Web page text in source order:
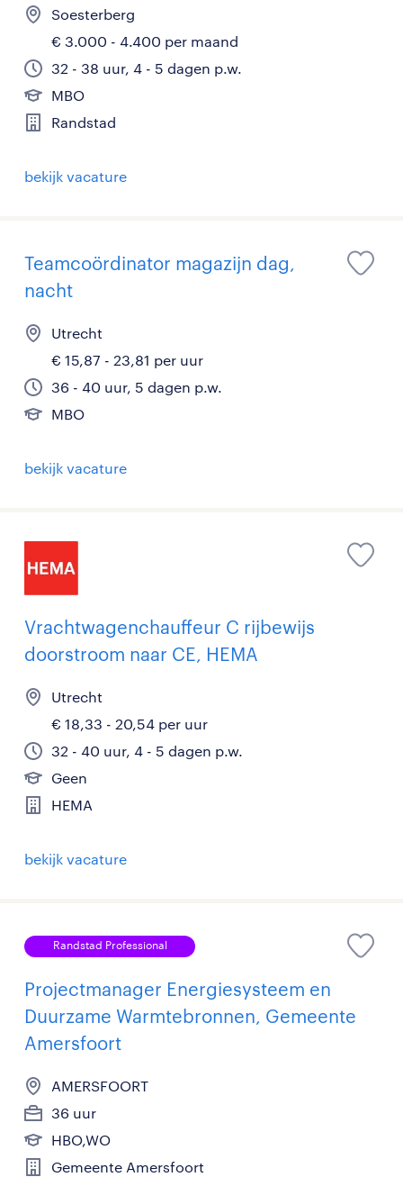
Soesterberg
€ 3.000 - 4.400 per maand
32 - 38 uur, 4 - 5 dagen p.w.
MBO
Randstad
bekijk vacature
Teamcoördinator magazijn dag,
nacht
Utrecht
€ 15,87 - 23,81 per uur
36 - 40 uur, 5 dagen p.w.
MBO
bekijk vacature
Vrachtwagenchauffeur C rijbewijs
doorstroom naar CE, HEMA
Utrecht
€ 18,33 - 20,54 per uur
32 - 40 uur, 4 - 5 dagen p.w.
Geen
HEMA
bekijk vacature
Randstad Professional
Projectmanager Energiesysteem en
Duurzame Warmtebronnen, Gemeente
Amersfoort
AMERSFOORT
36 uur
HBO,WO
Gemeente Amersfoort